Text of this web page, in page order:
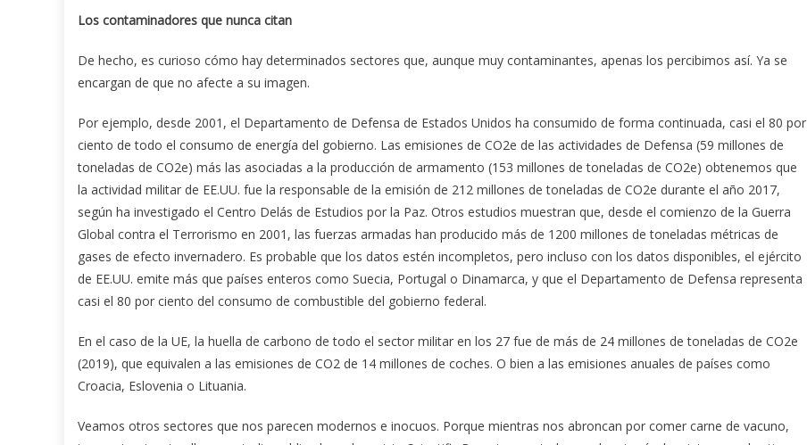
Los contaminadores que nunca citan
De hecho, es curioso cómo hay determinados sectores que, aunque muy contaminantes, apenas los percibimos así. Ya se
encargan de que no afecte a su imagen.
Por ejemplo, desde 2001, el Departamento de Defensa de Estados Unidos ha consumido de forma continuada, casi el 80 por
ciento de todo el consumo de energía del gobierno. Las emisiones de CO2e de las actividades de Defensa (59 millones de
toneladas de CO2e) más las asociadas a la producción de armamento (153 millones de toneladas de CO2e) obtenemos que
la actividad militar de EE.UU. fue la responsable de la emisión de 212 millones de toneladas de CO2e durante el año 2017,
según ha investigado el Centro Delás de Estudios por la Paz. Otros estudios muestran que, desde el comienzo de la Guerra
Global contra el Terrorismo en 2001, las fuerzas armadas han producido más de 1200 millones de toneladas métricas de
gases de efecto invernadero. Es probable que los datos estén incompletos, pero incluso con los datos disponibles, el ejército
de EE.UU. emite más que países enteros como Suecia, Portugal o Dinamarca, y que el Departamento de Defensa representa
casi el 80 por ciento del consumo de combustible del gobierno federal.
En el caso de la UE, la huella de carbono de todo el sector militar en los 27 fue de más de 24 millones de toneladas de CO2e
(2019), que equivalen a las emisiones de CO2 de 14 millones de coches. O bien a las emisiones anuales de países como
Croacia, Eslovenia o Lituania.
Veamos otros sectores que nos parecen modernos e inocuos. Porque mientras nos abroncan por comer carne de vacuno,